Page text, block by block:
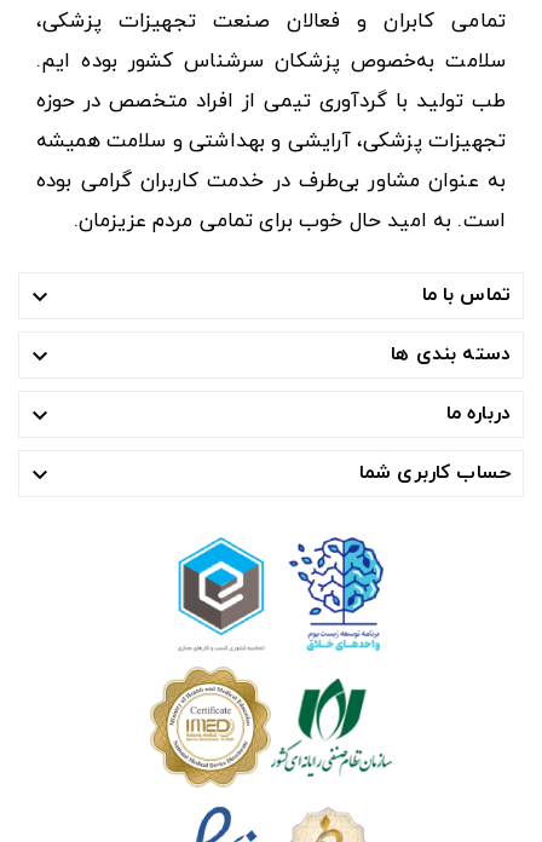
تمامی کابران و فعالان صنعت تجهیزات پزشکی،
سلامت به‌خصوص پزشکان سرشناس کشور بوده ایم.
طب تولید با گردآوری تیمی از افراد متخصص در حوزه
تجهیزات پزشکی، آرایشی و بهداشتی و سلامت همیشه
به عنوان مشاور بی‌طرف در خدمت کاربران گرامی بوده
است. به امید حال خوب برای تمامی مردم عزیزمان.
تماس با ما 
دسته بندی ها 
درباره ما 
حساب کاربری شما 